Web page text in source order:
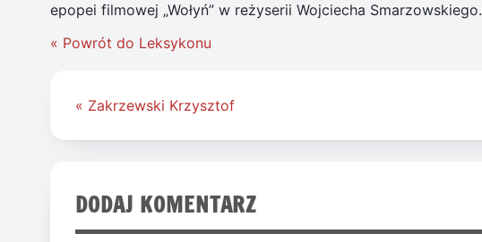
epopei filmowej „Wołyń” w reżyserii Wojciecha Smarzowskiego.
« Powrót do Leksykonu
Nawigacja
« Zakrzewski Krzysztof
DODAJ KOMENTARZ